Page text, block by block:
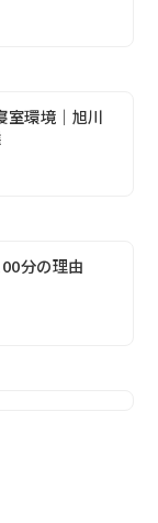
室環境｜旭川
分の理由